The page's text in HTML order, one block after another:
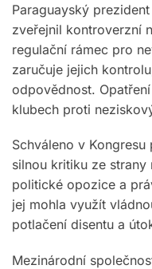
Paraguayský
zveřejnil kontroverzní
regulační rámec pro
zaručuje jejich
odpovědnost.
klubech proti
Schváleno v
silnou kritiku ze
politické opozice a
jej mohla využít
potlačení disentu a
Mezinárodní